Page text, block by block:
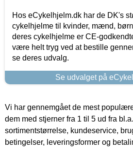
Hos eCykelhjelm.dk har de DK's
cykelhjelme til kvinder, mænd,
deres cykelhjelme er CE-
være helt tryg ved at bestille
se deres udvalg.
Se udvalget på
Vi har gennemgået de mest
dem med stjerner fra 1 til 5 ud fra
sortimentstørrelse, kundeservice,
betingelser, leveringsformer og